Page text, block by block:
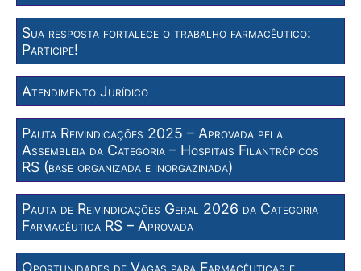
Sua resposta fortalece o trabalho farmacêutico:
Participe!
Atendimento Jurídico
Pauta Reivindicações 2025 – Aprovada pela
Assembleia da Categoria – Hospitais Filantrópicos
RS (base organizada e inorgazinada)
Pauta de Reivindicações Geral 2026 da Categoria
Farmacêutica RS – Aprovada
Oportunidades de Vagas para Farmacêuticas e